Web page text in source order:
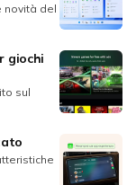
novità del
giochi
sul